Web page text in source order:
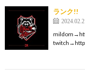
ランク!!